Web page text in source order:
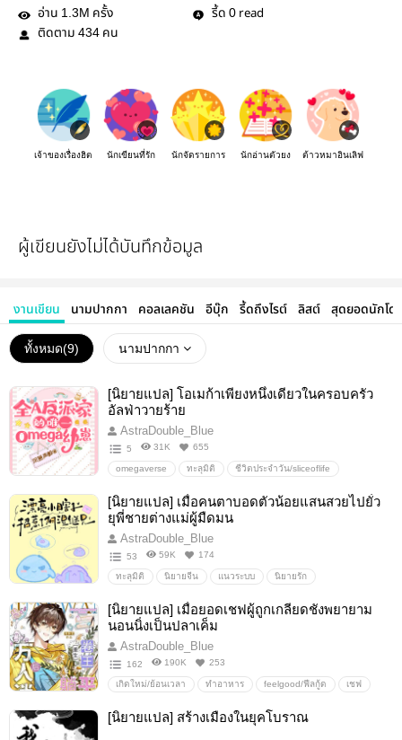
อ่าน 1.3M ครั้ง รี้ด 0 read
ติดตาม 434 คน
เจ้าของเรื่องฮิต นักเขียนที่รัก นักจัดรายการ นักอ่านตัวยง ต้าวหมาอินเลิฟ
ผู้เขียนยังไม่ได้บันทึกข้อมูล
งานเขียน นามปากกา คอลเลคชัน อีบุ๊ก รี้ดถึงไรต์ ลิสต์ สุดยอดนักโด
ทั้งหมด(9) นามปากกา
[นิยายแปล] โอเมก้าเพียงหนึ่งเดียวในครอบครัว
อัลฟ่าวายร้าย
AstraDouble_Blue
5 31K 655
omegaverse ทะลุมิติ ชีวิตประจำวัน/sliceoflife
[นิยายแปล] เมื่อคนตาบอดตัวน้อยแสนสวยไปยั่ว
ยุพี่ชายต่างแม่ผู้มืดมน
AstraDouble_Blue
53 59K 174
ทะลุมิติ นิยายจีน แนวระบบ นิยายรัก
[นิยายแปล] เมื่อยอดเชฟผู้ถูกเกลียดชังพยายาม
นอนนิ่งเป็นปลาเค็ม
AstraDouble_Blue
162 190K 253
เกิดใหม่/ย้อนเวลา ทำอาหาร feelgood/ฟีลกู้ด เชฟ
[นิยายแปล] สร้างเมืองในยุคโบราณ